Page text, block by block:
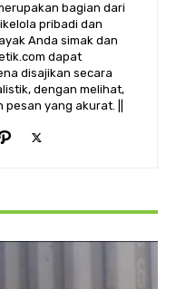
bagian dari
pribadi dan
Anda simak dan
dapat
disajikan secara
dengan melihat,
yang akurat. ||